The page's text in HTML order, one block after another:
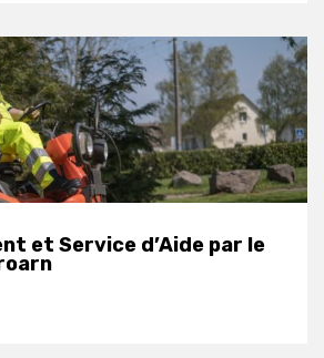
et Service d’Aide par le